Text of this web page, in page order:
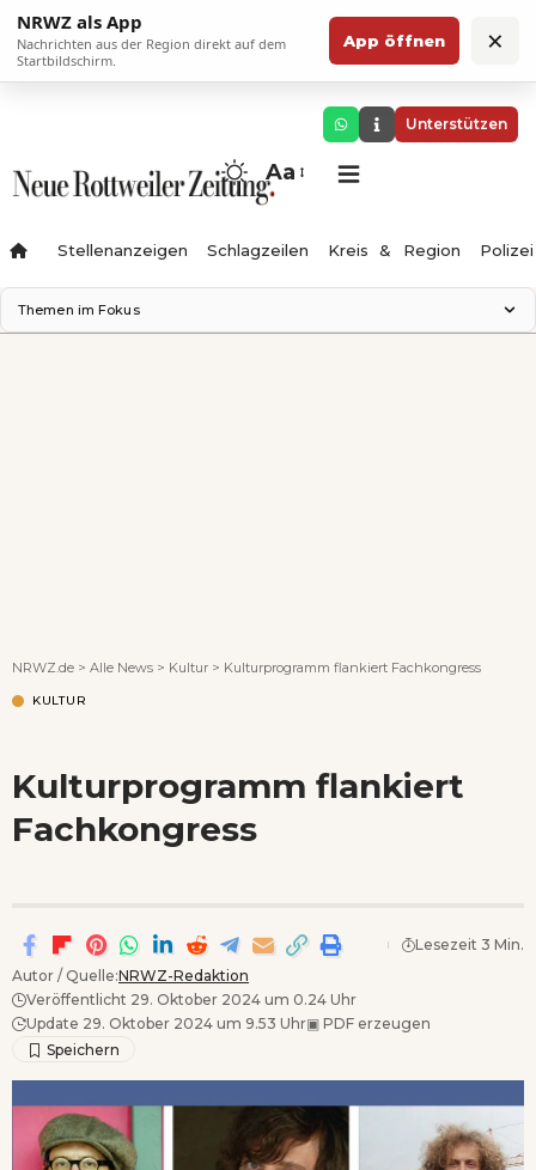
NRWZ als App
Nachrichten aus der Region direkt auf dem
Startbildschirm.
App öffnen ×
Unterstützen
Aa
Stellenanzeigen Schlagzeilen Kreis & Region Polizei
Themen im Fokus
NRWZ.de > Alle News > Kultur > Kulturprogramm flankiert Fachkongress
KULTUR
Kulturprogramm flankiert
Fachkongress
Autor / Quelle:NRWZ-Redaktion
Veröffentlicht 29. Oktober 2024 um 0.24 Uhr
Update 29. Oktober 2024 um 9.53 Uhr▣ PDF erzeugen
Lesezeit 3 Min.